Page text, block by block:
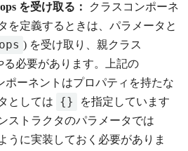
を受け取る：
クラスコンポーネ
を定義するときは、パラメータと
) を受け取り、親クラス
る必要があります。上記の
ポーネントはプロパティを持たな
としては
{}
を指定しています
ストラクタのパラメータでは
うに実装しておく必要がありま